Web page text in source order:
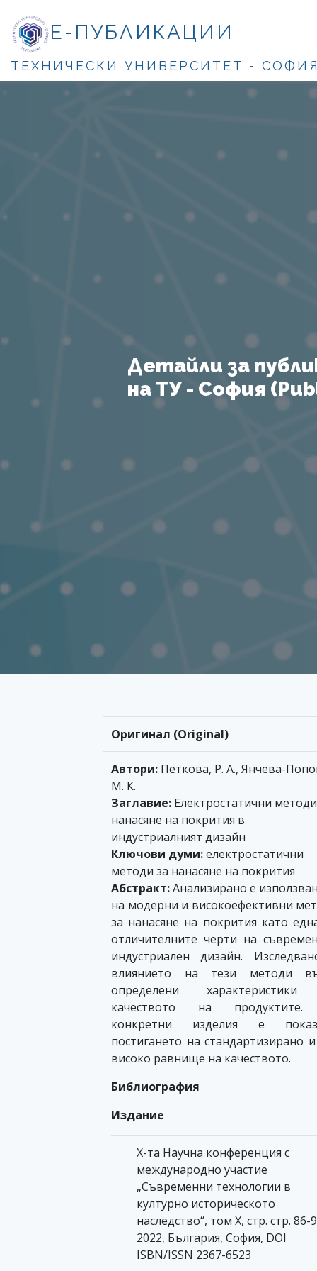
Е-ПУБЛИКАЦИИ
ТЕХНИЧЕСКИ УНИВЕРСИТЕТ -
Детайли за
на ТУ - София
Оригинал (Original)
Автори: Петкова, Р. А., Янчева-
М. К.
Заглавие: Електростатични
нанасяне на покрития в
индустриалният дизайн
Ключови думи:електростатични
методи за нанасяне на покрития
Абстракт:Анализирано е
на модерни и високоефективни
за нанасяне на покрития като
отличителните черти на
индустриален дизайн.
влиянието на тези методи
определени
качеството на
конкретни изделия е
постигането на стандартизирано
високо равнище на качеството.
Библиография
Издание
X-та Научна конференция с
международно участие
„Съвременни технологии в
културно историческото
наследство“, том X, стр. стр. 86-
2022, България, София, DOI
ISBN/ISSN 2367-6523